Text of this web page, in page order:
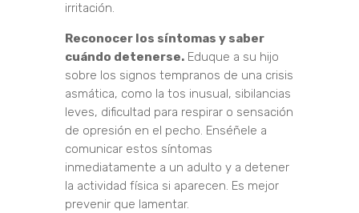
irritación.
Reconocer los síntomas y saber
cuándo detenerse.Eduque a su hijo
sobre los signos tempranos de una crisis
asmática, como la tos inusual, sibilancias
leves, dificultad para respirar o sensación
de opresión en el pecho. Enséñele a
comunicar estos síntomas
inmediatamente a un adulto y a detener
la actividad física si aparecen. Es mejor
prevenir que lamentar.